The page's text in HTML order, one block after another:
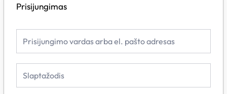
Prisijungimas